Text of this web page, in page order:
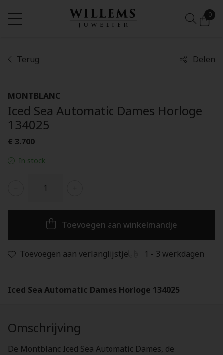
0
Terug Delen
MONTBLANC
Iced Sea Automatic Dames Horloge
134025
€ 3.700
In stock
Toevoegen aan winkelmandje
Toevoegen aan verlanglijstje 1 - 3 werkdagen
Iced Sea Automatic Dames Horloge 134025
Omschrijving
De Montblanc Iced Sea Automatic Dames, de